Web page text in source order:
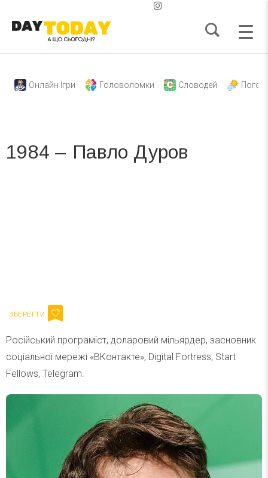
Онлайн Ігри Головоломки Словодей
1984 – Павло Дуров
Російський програміст, доларовий мільярдер, засновник
соціальної мережі «ВКонтакте», Digital Fortress, Start
Fellows, Telegram.